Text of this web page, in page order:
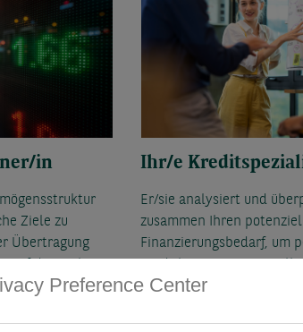
in
Ziele zu
Übertragung
bei jedem
Ihr/e
Er/sie analysiert und
zusammen Ihren
Finanzierungsbedarf, um
Preference Center